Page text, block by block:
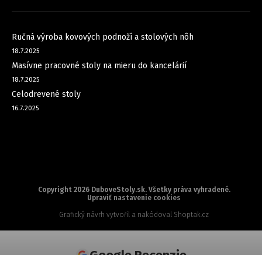
Ručná výroba kovových podnoží a stolových nôh
18.7.2025
Masívne pracovné stoly na mieru do kancelárií
18.7.2025
Celodrevené stoly
16.7.2025
Copyright 2026 DuboveStoly.sk. Všetky práva vyhradené.
Upraviť nastavenie cookies
Grafický návrh vytvořil a nakódoval Shoptak.cz